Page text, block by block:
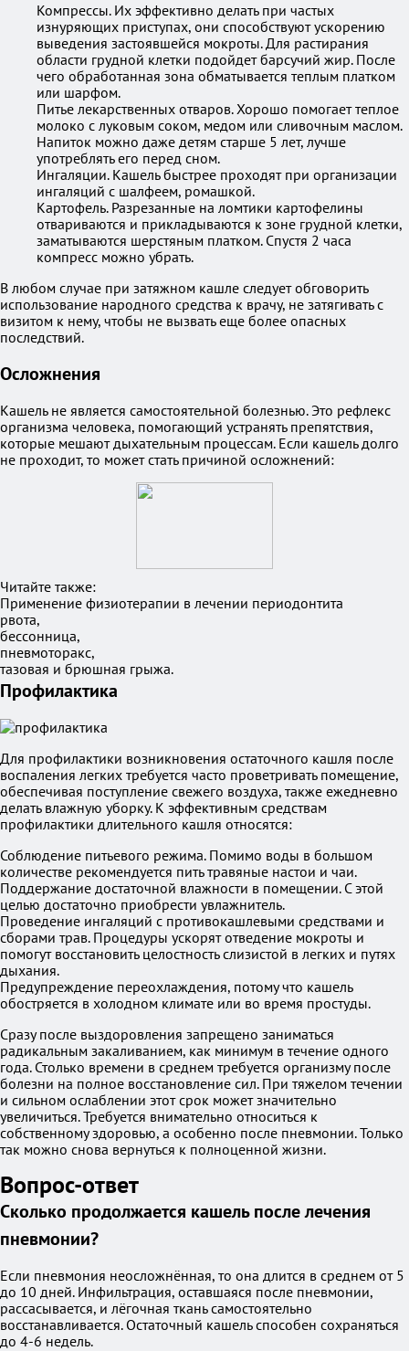
Компрессы. Их эффективно делать при частых
изнуряющих приступах, они способствуют ускорению
выведения застоявшейся мокроты. Для растирания
области грудной клетки подойдет барсучий жир. После
чего обработанная зона обматывается теплым платком
или шарфом.
Питье лекарственных отваров. Хорошо помогает теплое
молоко с луковым соком, медом или сливочным маслом.
Напиток можно даже детям старше 5 лет, лучше
употреблять его перед сном.
Ингаляции. Кашель быстрее проходят при организации
ингаляций с шалфеем, ромашкой.
Картофель. Разрезанные на ломтики картофелины
отвариваются и прикладываются к зоне грудной клетки,
заматываются шерстяным платком. Спустя 2 часа
компресс можно убрать.
В любом случае при затяжном кашле следует обговорить
использование народного средства к врачу, не затягивать с
визитом к нему, чтобы не вызвать еще более опасных
последствий.
Осложнения
Кашель не является самостоятельной болезнью. Это рефлекс
организма человека, помогающий устранять препятствия,
которые мешают дыхательным процессам. Если кашель долго
не проходит, то может стать причиной осложнений:
Читайте также:
Применение физиотерапии в лечении периодонтита
рвота,
бессонница,
пневмоторакс,
тазовая и брюшная грыжа.
Профилактика
Для профилактики возникновения остаточного кашля после
воспаления легких требуется часто проветривать помещение,
обеспечивая поступление свежего воздуха, также ежедневно
делать влажную уборку. К эффективным средствам
профилактики длительного кашля относятся:
Соблюдение питьевого режима. Помимо воды в большом
количестве рекомендуется пить травяные настои и чаи.
Поддержание достаточной влажности в помещении. С этой
целью достаточно приобрести увлажнитель.
Проведение ингаляций с противокашлевыми средствами и
сборами трав. Процедуры ускорят отведение мокроты и
помогут восстановить целостность слизистой в легких и путях
дыхания.
Предупреждение переохлаждения, потому что кашель
обостряется в холодном климате или во время простуды.
Сразу после выздоровления запрещено заниматься
радикальным закаливанием, как минимум в течение одного
года. Столько времени в среднем требуется организму после
болезни на полное восстановление сил. При тяжелом течении
и сильном ослаблении этот срок может значительно
увеличиться. Требуется внимательно относиться к
собственному здоровью, а особенно после пневмонии. Только
так можно снова вернуться к полноценной жизни.
Вопрос-ответ
Сколько продолжается кашель после лечения
пневмонии?
Если пневмония неосложнённая, то она длится в среднем от 5
до 10 дней. Инфильтрация, оставшаяся после пневмонии,
рассасывается, и лёгочная ткань самостоятельно
восстанавливается. Остаточный кашель способен сохраняться
до 4-6 недель.